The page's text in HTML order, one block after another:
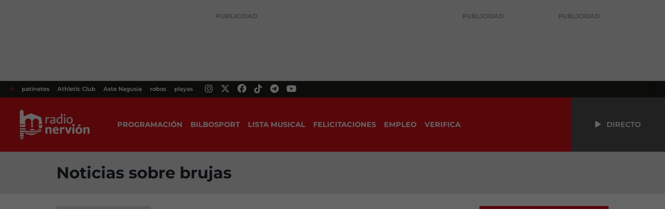
PUBLICIDAD PUBLICIDAD PUBLICIDAD
# patinetes Athletic Club Aste Nagusia robos playas
PROGRAMACIÓN BILBOSPORT LISTA MUSICAL FELICITACIONES EMPLEO VERIFICA DIRECTO
Noticias sobre brujas